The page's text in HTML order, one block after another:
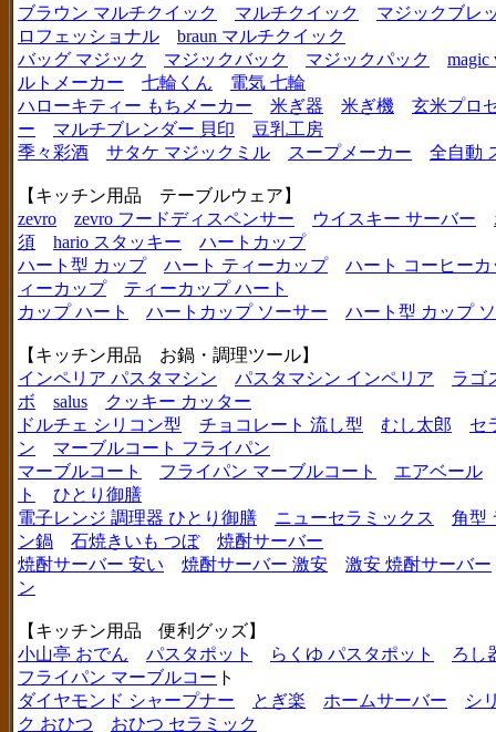
ブラウン マルチクイック
マルチクイック
マジックブレ
ロフェッショナル
braun マルチクイック
バッグ マジック
マジックバック マジックパック
magic
ルトメーカー
七輪くん
電気 七輪
ハローキティー もちメーカー
米ぎ器 米ぎ機
玄米プロ
ー
マルチブレンダー 貝印
豆乳工房
季々彩酒
サタケ マジックミル スープメーカー 全自動
【キッチン用品 テーブルウェア】
zevro
zevro フードディスペンサー ウイスキー サーバー
須
hario スタッキー
ハートカップ
ハート型 カップ
ハート ティーカップ
ハート コーヒーカ
ィーカップ
ティーカップ ハート
カップ ハート
ハートカップ ソーサー ハート型 カップ
【キッチン用品 お鍋・調理ツール】
インペリア パスタマシン
パスタマシン インペリア
ラゴ
ボ
salus
クッキー カッター
ドルチェ シリコン型
チョコレート 流し型 むし太郎
セ
ン
マーブルコート フライパン
マーブルコート
フライパン マーブルコート
エアベール
ト
ひとり御膳
電子レンジ 調理器 ひとり御膳
ニューセラミックス
角型
ン鍋
石焼きいも つぼ
焼酎サーバー
焼酎サーバー 安い
焼酎サーバー 激安
激安 焼酎サーバー
ン
【キッチン用品 便利グッズ】
小山亭 おでん
パスタポット らくゆ パスタポット
ろし
フライパン マーブルコー ト
ダイヤモンド シャープナー
とぎ楽 ホームサーバー
シ
ク おひつ
おひつ セラミック